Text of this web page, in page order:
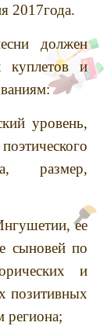
2017года.
должен
куплетов и
уровень,
размер,
ее
сыновей по
и
позитивных
региона;